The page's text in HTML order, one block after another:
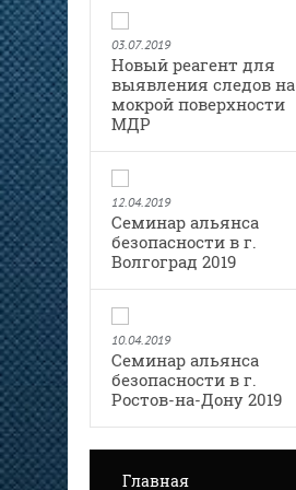
03.07.2019
Новый реагент для
выявления следов на
мокрой поверхности
МДР
12.04.2019
Семинар альянса
безопасности в г.
Волгоград 2019
10.04.2019
Семинар альянса
безопасности в г.
Ростов-на-Дону 2019
Главная